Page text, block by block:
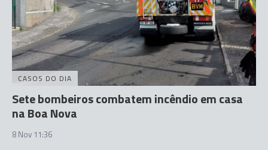
CASOS DO DIA
Sete bombeiros combatem incêndio em casa
na Boa Nova
8 Nov 11:36